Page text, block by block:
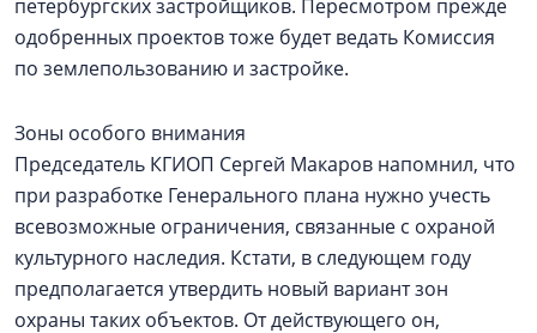
петербургских застройщиков. Пересмотром прежде
одобренных проектов тоже будет ведать Комиссия
по землепользованию и застройке.
Зоны особого внимания
Председатель КГИОП Сергей Макаров напомнил, что
при разработке Генерального плана нужно учесть
всевозможные ограничения, связанные с охраной
культурного наследия. Кстати, в следующем году
предполагается утвердить новый вариант зон
охраны таких объектов. От действующего он,